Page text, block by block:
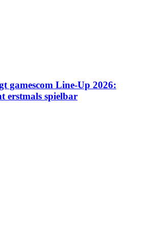
gamescom Line-Up 2026:
erstmals spielbar